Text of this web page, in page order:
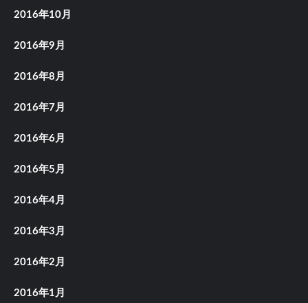
2016年10月
2016年9月
2016年8月
2016年7月
2016年6月
2016年5月
2016年4月
2016年3月
2016年2月
2016年1月